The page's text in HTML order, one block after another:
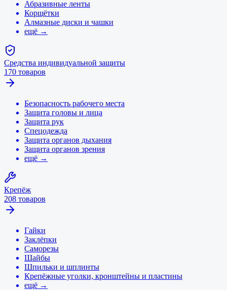
Абразивные ленты
Корщётки
Алмазные диски и чашки
ещё →
Средства индивидуальной защиты
170 товаров
Безопасность рабочего места
Защита головы и лица
Защита рук
Спецодежда
Защита органов дыхания
Защита органов зрения
ещё →
Крепёж
208 товаров
Гайки
Заклёпки
Саморезы
Шайбы
Шпильки и шплинты
Крепёжные уголки, кронштейны и пластины
ещё →